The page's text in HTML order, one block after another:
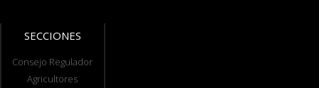
SECCIONES
Consejo Regulador
Agricultores